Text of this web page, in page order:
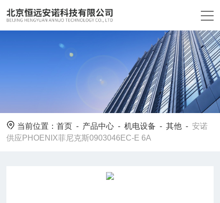
当前位置：首页 - 产品中心 -机电设备 -其他 -安诺
供应PHOENIX菲尼克斯0903046EC-E 6A